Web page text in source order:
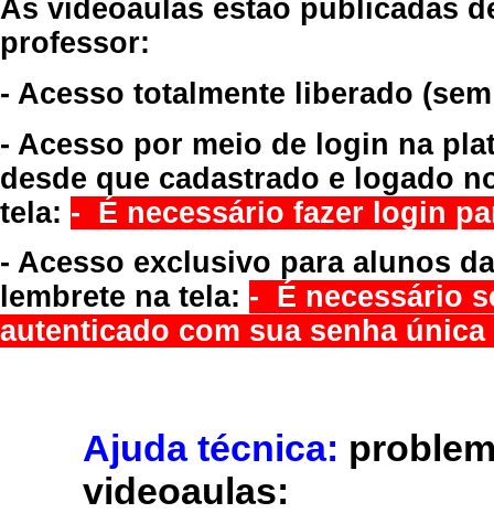
As videoaulas estão publicadas
professor:
- Acesso totalmente liberado
- Acesso por meio de login na
desde que cadastrado e logado
tela: - É necessário fazer login
- Acesso exclusivo para alunos
lembrete na tela: - É necessário
autenticado com sua senha
Ajuda técnica:
videoaulas: